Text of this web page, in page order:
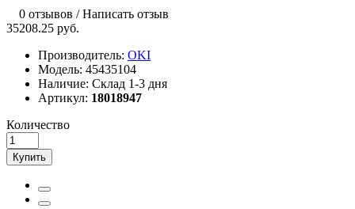
0 отзывов /Написать отзыв
35208.25 руб.
Производитель: OKI
Модель: 45435104
Наличие: Склад 1-3 дня
Артикул: 18018947
Количество
Купить